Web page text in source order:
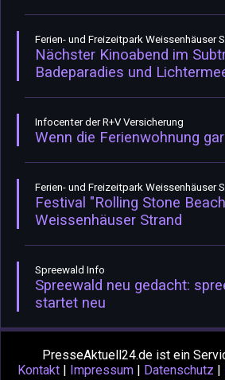
Ferien- und Freizeitpark Weissenhäuser
Nächster Kinoabend im
Badeparadies und
Infocenter der R+V Versicherung
Wenn die Ferienwohnung
Ferien- und Freizeitpark Weissenhäuser
Festival "Rolling Stone
Weissenhäuser Strand
Spreewald Info
Spreewald neu gedacht:
startet neu
PresseAktuell24.de ist ein
Kontakt | Impressum | Datenschutz |